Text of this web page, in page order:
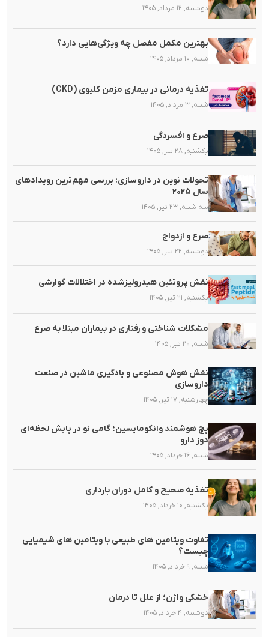
دوشنبه, ۱۲ مرداد, ۱۴۰۵
بهترین مکمل مفصل چه ویژگی‌هایی دارد؟
شنبه, ۱۰ مرداد, ۱۴۰۵
تغذیه‌ درمانی در بیماری مزمن کلیوی (CKD)
شنبه, ۳ مرداد, ۱۴۰۵
صرع و افسردگی
یکشنبه, ۲۸ تیر, ۱۴۰۵
تحولات نوین در داروسازی: بررسی مهم‌ترین رویدادهای
سال ۲۰۲۵
سه شنبه, ۲۳ تیر, ۱۴۰۵
صرع و ازدواج
دوشنبه, ۲۲ تیر, ۱۴۰۵
نقش پروتئین هیدرولیزشده در اختلالات گوارشی
یکشنبه, ۲۱ تیر, ۱۴۰۵
مشکلات شناختی و رفتاری در بیماران مبتلا به صرع
شنبه, ۲۰ تیر, ۱۴۰۵
نقش هوش مصنوعی و یادگیری ماشین در صنعت
داروسازی
چهارشنبه, ۱۷ تیر, ۱۴۰۵
پچ هوشمند وانکومایسین؛ گامی نو در پایش لحظه‌ای
دوز دارو
شنبه, ۱۶ خرداد, ۱۴۰۵
تغذیه صحیح و کامل دوران بارداری
یکشنبه, ۱۰ خرداد, ۱۴۰۵
تفاوت ویتامین های طبیعی با ویتامین های شیمیایی
چیست؟
شنبه, ۹ خرداد, ۱۴۰۵
خشکی واژن؛ از علل تا درمان
دوشنبه, ۴ خرداد, ۱۴۰۵